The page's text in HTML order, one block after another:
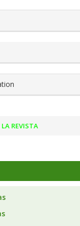
REVISTA